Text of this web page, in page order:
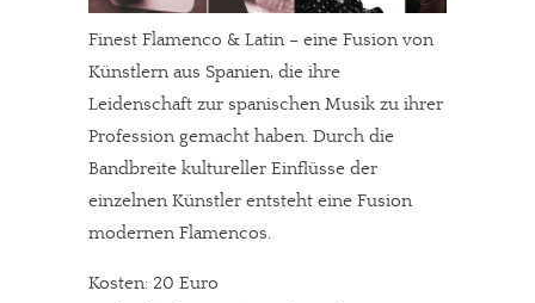
Finest Flamenco & Latin – eine Fusion von
Künstlern aus Spanien, die ihre
Leidenschaft zur spanischen Musik zu ihrer
Profession gemacht haben. Durch die
Bandbreite kultureller Einflüsse der
einzelnen Künstler entsteht eine Fusion
modernen Flamencos.
Kosten: 20 Euro